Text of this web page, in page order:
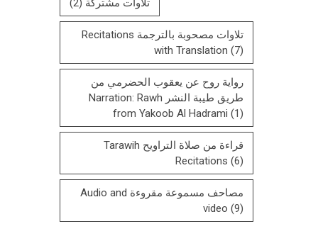
تلاوات مشتركة (2)
تلاوات مصحوبة بالترجمة Recitations
with Translation (7)
رواية روح عن يعقوب الحضرمي من
طريق طيبة النشر Narration: Rawh
from Yakoob Al Hadrami (1)
قراءة من صلاة التراويح Tarawih
Recitations (6)
مصاحف مسموعة مقروءة Audio and
video (9)